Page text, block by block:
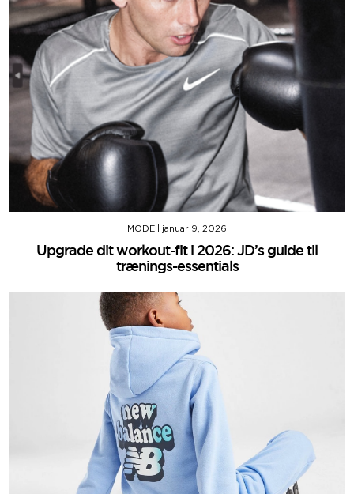
MODE januar 9, 2026
Upgrade dit workout-fit i 2026: JD’s guide til
trænings-essentials